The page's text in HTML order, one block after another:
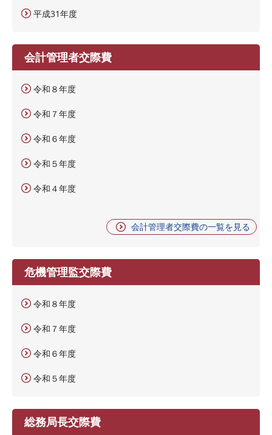
平成31年度
会計管理者交際費
令和８年度
令和７年度
令和６年度
令和５年度
令和４年度
会計管理者交際費の一覧を見る
危機管理監交際費
令和８年度
令和７年度
令和６年度
令和５年度
総務局長交際費